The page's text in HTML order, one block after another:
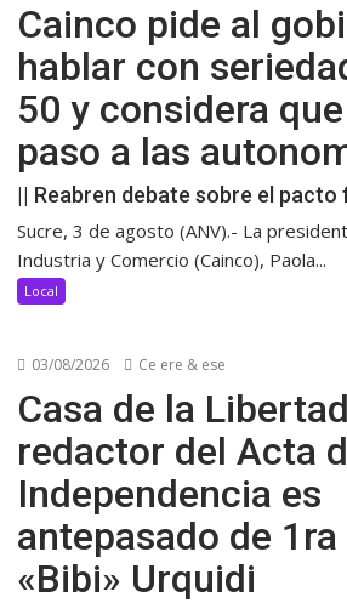
Cainco pide al
hablar con
50 y considera
paso a las
|| Reabren debate sobre el pacto
Sucre, 3 de agosto (ANV).- La
Industria y Comercio (Cainco), Paola...
Local
03/08/2026 Ce ere & ese
Casa de la
redactor del Acta
Independencia es
antepasado de 1ra
«Bibi» Urquidi